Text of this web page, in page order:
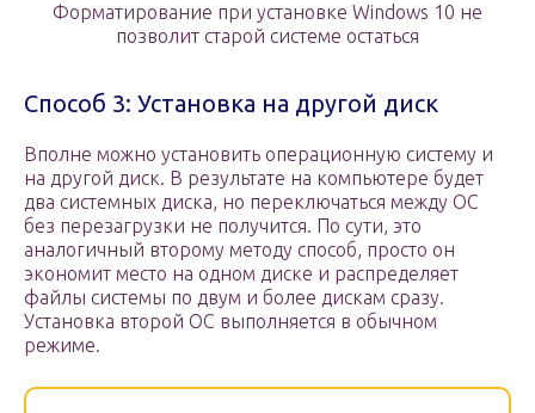
Форматирование при установке Windows 10 не
позволит старой системе остаться
Способ 3: Установка на другой диск
Вполне можно установить операционную систему и
на другой диск. В результате на компьютере будет
два системных диска, но переключаться между ОС
без перезагрузки не получится. По сути, это
аналогичный второму методу способ, просто он
экономит место на одном диске и распределяет
файлы системы по двум и более дискам сразу.
Установка второй ОС выполняется в обычном
режиме.